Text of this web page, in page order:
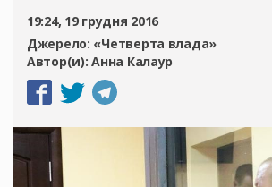
19:24, 19 грудня 2016
Джерело: «Четверта влада»
Автор(и):Анна Калаур